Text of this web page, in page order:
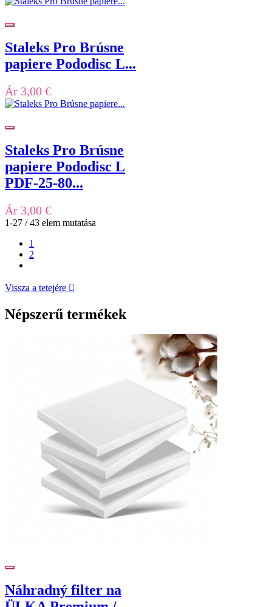
Staleks Pro Brúsne
papiere Pododisc L...
Ár 3,00 €
Staleks Pro Brúsne
papiere Pododisc L
PDF-25-80...
Ár 3,00 €
1-27 / 43 elem mutatása
1
2
Vissza a tetejére 
Népszerű termékek
Náhradný filter na